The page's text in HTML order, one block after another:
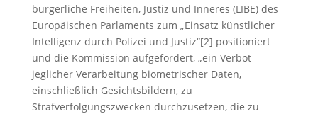
bürgerliche Freiheiten, Justiz und Inneres (LIBE) des
Europäischen Parlaments zum „Einsatz künstlicher
Intelligenz durch Polizei und Justiz“[2] positioniert
und die Kommission aufgefordert, „ein Verbot
jeglicher Verarbeitung biometrischer Daten,
einschließlich Gesichtsbildern, zu
Strafverfolgungszwecken durchzusetzen, die zu